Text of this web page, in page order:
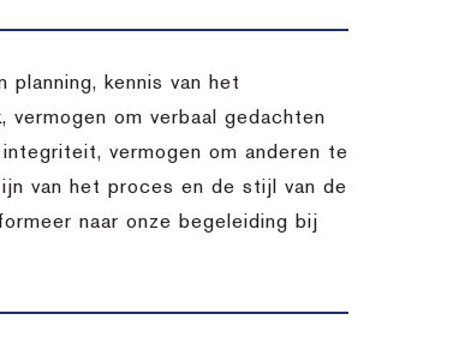
planning, kennis van het
vermogen om verbaal gedachten
vermogen om anderen te
van het proces en de stijl van de
naar onze begeleiding bij